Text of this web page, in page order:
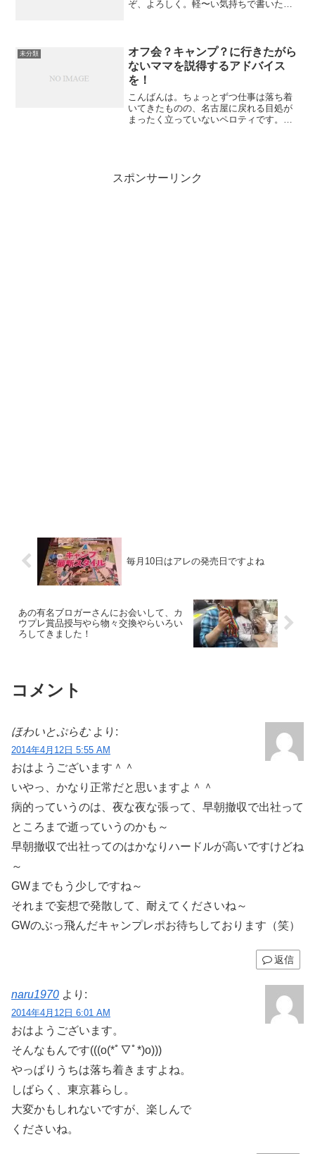
ぞ、よろしく。軽〜い気持ちで書いた昨
んのコメントありがとうご...
未分類
オフ会？キャンプ？に行きたがら
ないママを説得するアドバイス
を！
こんばんは。ちょっとずつ仕事は落ち着
いてきたものの、名古屋に戻れる目処が
まったく立っていないペロティです。ど
スポンサーリンク
毎月10日はアレの発売日ですよね
あの有名ブロガーさんにお会いして、カ
ウプレ賞品授与やら物々交換やらいろい
ろしてきました！
コメント
ほわいとぷらむ より:
2014年4月12日 5:55 AM
おはようございます＾＾
いやっ、かなり正常だと思いますよ＾＾
病的っていうのは、夜な夜な張って、早朝撤収で出社って
ところまで逝っていうのかも～
早朝撤収で出社ってのはかなりハードルが高いですけどね
～
GWまでもう少しですね～
それまで妄想で発散して、耐えてくださいね～
GWのぶっ飛んだキャンプレポお待ちしております（笑）
返信
naru1970 より:
2014年4月12日 6:01 AM
おはようございます。
そんなもんです(((o(*ﾟ▽ﾟ*)o)))
やっぱりうちは落ち着きますよね。
しばらく、東京暮らし。
大変かもしれないですが、楽しんで
くださいね。